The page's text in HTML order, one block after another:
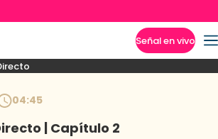
Señal en vivo
Novedades
04:45
| Capítulo 2